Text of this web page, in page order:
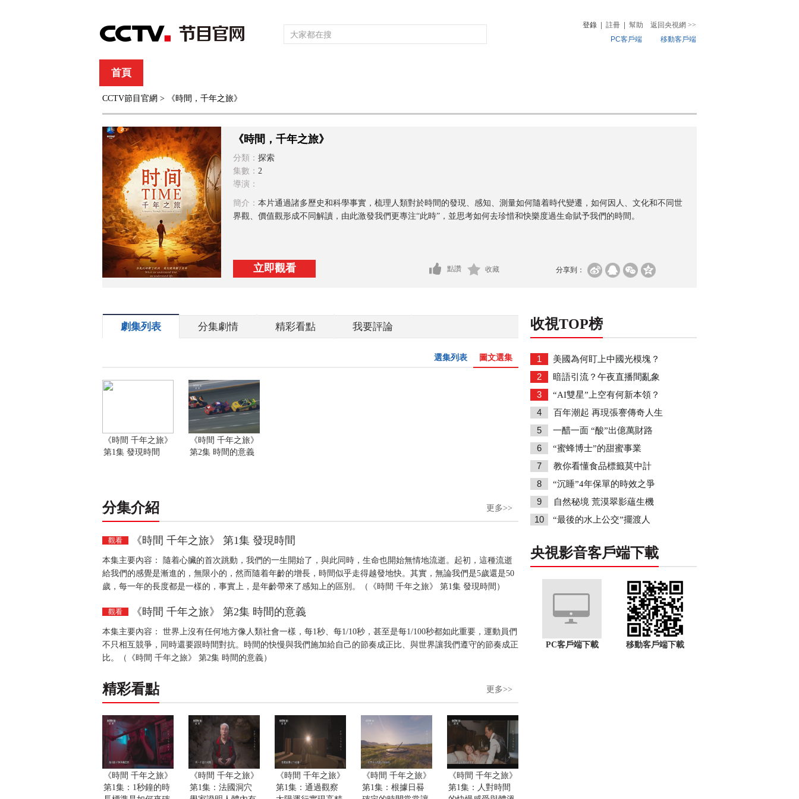
登錄 註冊 幫助 返回央視網 >>
PC客戶端
移動客戶端
首頁
綜合 新聞 財經 綜藝 中文國際
CCTV節目官網 > 《時間，千年之旅》
《時間，千年之旅》
分類： 探索
集數： 2
導演：
簡介： 本片通過諸多歷史和科學事實，梳理人類對於時間的發現、感知、測量如何隨着時代變遷，如何因人、文化和不同世
界觀、價值觀形成不同解讀，由此激發我們更專注“此時”，並思考如何去珍惜和快樂度過生命賦予我們的時間。
立即觀看 分享到：
點讚 收藏
劇集列表 分集劇情 精彩看點 我要評論
圖文選集
選集列表
《時間 千年之旅》
第1集 發現時間
《時間 千年之旅》
第2集 時間的意義
分集介紹 更多>>
觀看 《時間 千年之旅》 第1集 發現時間
本集主要內容： 隨着心臟的首次跳動，我們的一生開始了，與此同時，生命也開始無情地流逝。起初，這種流逝
給我們的感覺是漸進的，無限小的，然而隨着年齡的增長，時間似乎走得越發地快。其實，無論我們是5歲還是50
歲，每一年的長度都是一樣的，事實上，是年齡帶來了感知上的區別。（《時間 千年之旅》 第1集 發現時間）
觀看 《時間 千年之旅》 第2集 時間的意義
本集主要內容： 世界上沒有任何地方像人類社會一樣，每1秒、每1/10秒，甚至是每1/100秒都如此重要，運動員們
不只相互競爭，同時還要跟時間對抗。時間的快慢與我們施加給自己的節奏成正比、與世界讓我們遵守的節奏成正
比。（《時間 千年之旅》 第2集 時間的意義）
精彩看點 更多>>
《時間 千年之旅》
第1集：1秒鐘的時
《時間 千年之旅》
第1集：法國洞穴
《時間 千年之旅》
第1集：通過觀察
《時間 千年之旅》
第1集：根據日晷
《時間 千年之旅》
第1集：人對時間
收視TOP榜
1 美國為何盯上中國光模塊？
2 暗語引流？午夜直播間亂象
3 “AI雙星”上空有何新本領？
4 百年潮起 再現張謇傳奇人生
5 一醋一面 “酸”出億萬財路
6 “蜜蜂博士”的甜蜜事業
7 教你看懂食品標籤莫中計
8 “沉睡”4年保單的時效之爭
9 自然秘境 荒漠翠影蘊生機
10 “最後的水上公交”擺渡人
央視影音客戶端下載
PC客戶端下載 移動客戶端下載